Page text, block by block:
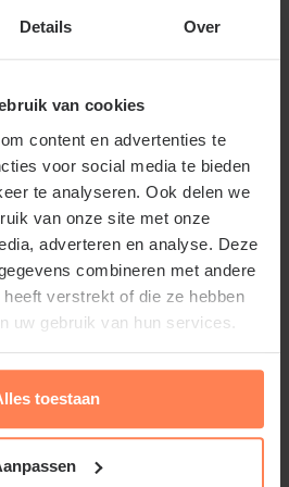
Details Over
van cookies
content en advertenties te
voor social media te bieden
te analyseren. Ook delen we
van onze site met onze
adverteren en analyse. Deze
combineren met andere
verstrekt of die ze hebben
uw gebruik van hun services.
toestaan
bloeit met zalmroze tot
een aangename geur.
of drievoud bovenaan
lijken de bloemen eerder
maar bij het opengaan
zalmoranje tot roze. Het
glanzend. De sterke stengels,
maken deze roos
als snijbloem.
doorbloeiende struikroos die
in het najaar. Door de oude